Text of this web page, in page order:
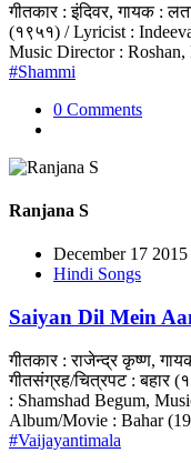
गीतकार : इंदिवर, गायक :
(१९५१) / Lyricist :
Music Director :
#Shammi
0 Comments
Ranjana S
December 17 2015
Hindi Songs
Saiyan Dil Mein
गीतकार : राजेन्द्र कृष्ण,
गीतसंग्रह/चित्रपट : बहार
: Shamshad Begum,
Album/Movie : Bahar
#Vaijayantimala